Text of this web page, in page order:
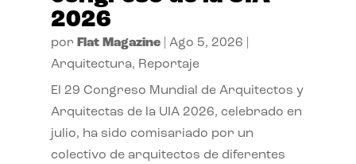
2026
por Flat Magazine| Ago 5, 2026
Arquitectura, Reportaje
El 29 Congreso Mundial de Arquitectos y
Arquitectas de la UIA 2026, celebrado en
julio, ha sido comisariado por un
colectivo de arquitectos de diferentes